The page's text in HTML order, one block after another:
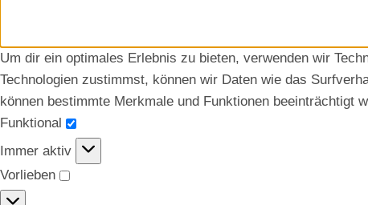
Um dir ein optimales Erlebnis zu bieten, verwenden wir
Technologien zustimmst, können wir Daten wie das
können bestimmte Merkmale und Funktionen beeinträchtigt
Funktional
Immer aktiv
Vorlieben